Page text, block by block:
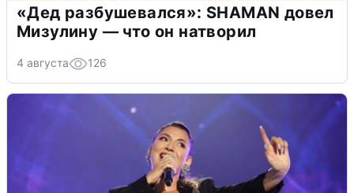
«Дед разбушевался»: SHAMAN довел
Мизулину — что он натворил
4 августа 126